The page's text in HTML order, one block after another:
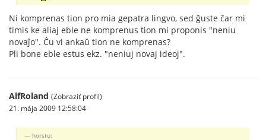
Ni komprenas tion pro mia gepatra lingvo, sed ĝuste ĉar mi
timis ke aliaj eble ne komprenus tion mi proponis "neniu
novaĵo". Ĉu vi ankaŭ tion ne komprenas?
Pli bone eble estus ekz. "neniuj novaj ideoj".
AlfRoland (Zobraziť profil)
21. mája 2009 12:58:04
horsto: